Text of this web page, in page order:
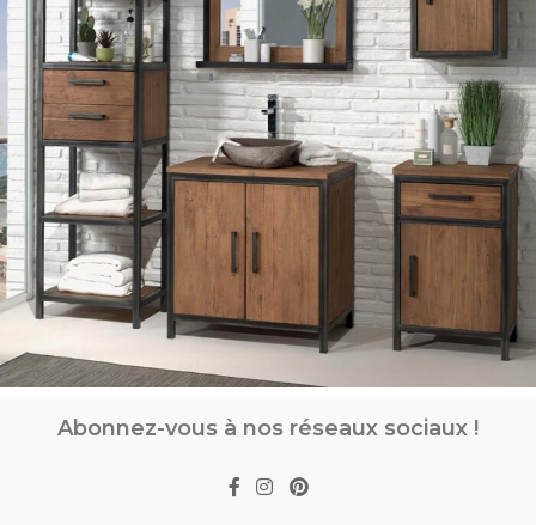
Abonnez-vous à nos réseaux sociaux !